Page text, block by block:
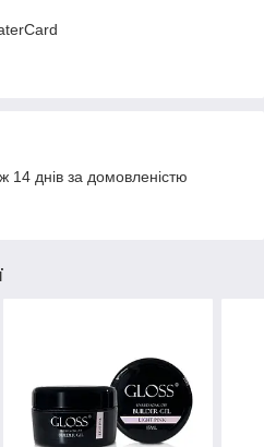
14 днів за домовленістю